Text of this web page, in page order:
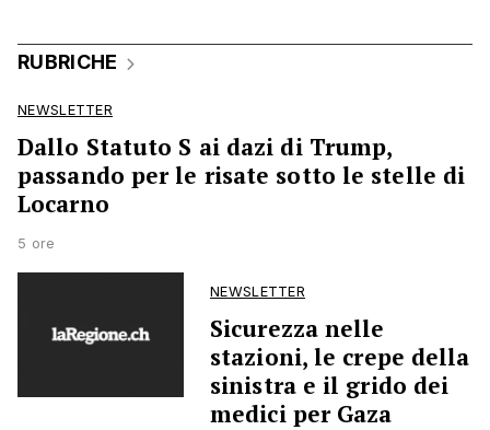
RUBRICHE
NEWSLETTER
Dallo Statuto S ai dazi di Trump,
passando per le risate sotto le stelle di
Locarno
5 ore
NEWSLETTER
Sicurezza nelle
stazioni, le crepe della
sinistra e il grido dei
medici per Gaza